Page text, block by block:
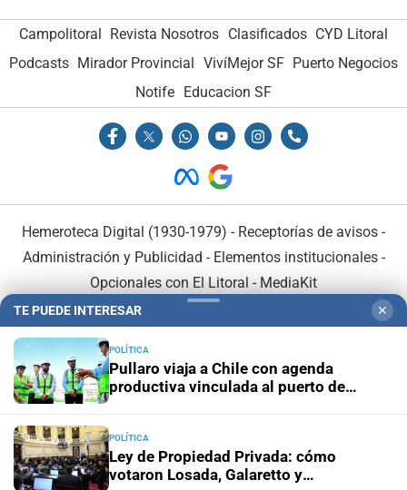
Campolitoral Revista Nosotros Clasificados CYD Litoral
Podcasts Mirador Provincial VivíMejor SF Puerto Negocios
Notife Educacion SF
Hemeroteca Digital (1930-1979) - Receptorías de avisos -
Administración y Publicidad - Elementos institucionales-
Opcionales con El Litoral - MediaKit
En Asociación con:
TE PUEDE INTERESAR ✕
POLÍTICA
Pullaro viaja a Chile con agenda
productiva vinculada al puerto de
POLÍTICA
Ley de Propiedad Privada: cómo
votaron Losada, Galaretto y